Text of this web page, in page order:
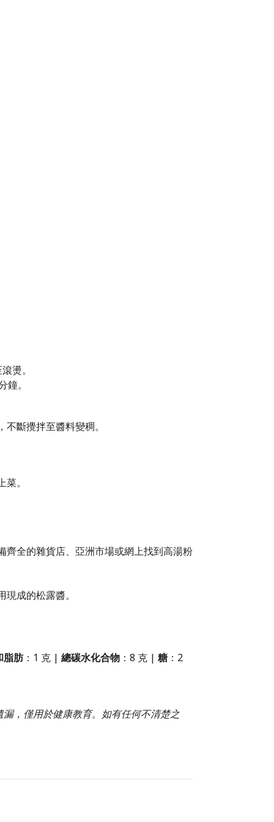
燙。
。
斷攪拌至醬料變稠。
。
全的雜貨店、亞洲市場或網上找到高湯粉
成的松露醬。
脂肪：1 克 | 總碳水化合物：8 克 | 糖：2
，僅用於健康教育。如有任何不清楚之